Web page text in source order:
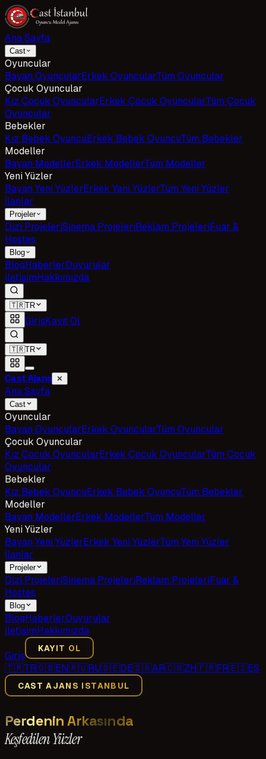
Ana Sayfa
Cast
Oyuncular
Bayan OyuncularErkek OyuncularTüm Oyuncular
Çocuk Oyuncular
Kız Çocuk OyuncularErkek Çocuk OyuncularTüm Çocuk
Oyuncular
Bebekler
Kız Bebek OyuncuErkek Bebek OyuncuTüm Bebekler
Modeller
Bayan ModellerErkek ModellerTüm Modeller
Yeni Yüzler
Bayan Yeni YüzlerErkek Yeni YüzlerTüm Yeni Yüzler
İlanlar
Projeler
Dizi ProjeleriSinema ProjeleriReklam ProjeleriFuar &
Hostes
Blog
BlogHaberlerDuyurular
İletişimHakkımızda
🇹🇷TR
GirişKayıt Ol
🇹🇷TR
Cast Ajans ✕
Ana Sayfa
Cast
Oyuncular
Bayan OyuncularErkek OyuncularTüm Oyuncular
Çocuk Oyuncular
Kız Çocuk OyuncularErkek Çocuk OyuncularTüm Çocuk
Oyuncular
Bebekler
Kız Bebek OyuncuErkek Bebek OyuncuTüm Bebekler
Modeller
Bayan ModellerErkek ModellerTüm Modeller
Yeni Yüzler
Bayan Yeni YüzlerErkek Yeni YüzlerTüm Yeni Yüzler
İlanlar
Projeler
Dizi ProjeleriSinema ProjeleriReklam ProjeleriFuar &
Hostes
Blog
BlogHaberlerDuyurular
İletişimHakkımızda
Giriş
KAYIT OL
🇹🇷TR🇬🇧EN🇷🇺RU🇩🇪DE🇸🇦AR🇨🇳ZH🇫🇷FR🇪🇸ES
CAST AJANS ISTANBUL
Perdenin Arkasında
Keşfedilen Yüzler